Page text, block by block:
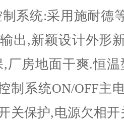
系统:采用施耐德
出,新颖设计外形
厂房地面干爽.恒
制系统ON/OFF主
关保护,电源欠相